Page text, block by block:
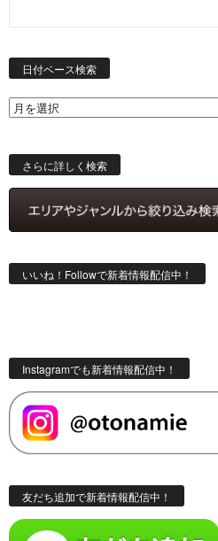
日付ベース検索
ス
索
さらに詳しく検索
いいね！Followで新着情報配信中！
Instagramでも新着情報配信中！
友だち追加で新着情報配信中！